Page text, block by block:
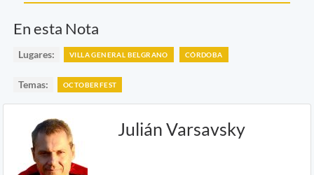
En esta Nota
Lugares: VILLA GENERAL BELGRANO CÓRDOBA
Temas: OCTOBERFEST
Julián Varsavsky